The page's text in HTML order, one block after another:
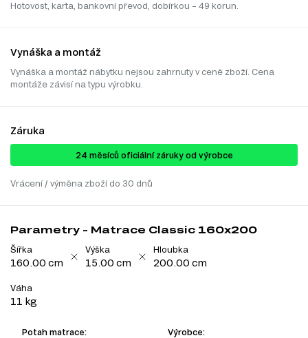
Hotovost, karta, bankovní převod, dobírkou – 49 korun.
Vynáška a montáž
Vynáška a montáž nábytku nejsou zahrnuty v ceně zboží. Cena
montáže závisí na typu výrobku.
Záruka
24 ​​​​měsíců oficiální záruky od výrobce
Vrácení / výměna zboží do 30 dnů
Parametry - Matrace Classic 160x200
Šířka
160.00 cm
Výška
15.00 cm
Hloubka
200.00 cm
Váha
11 kg
Potah matrace:
Výrobce: